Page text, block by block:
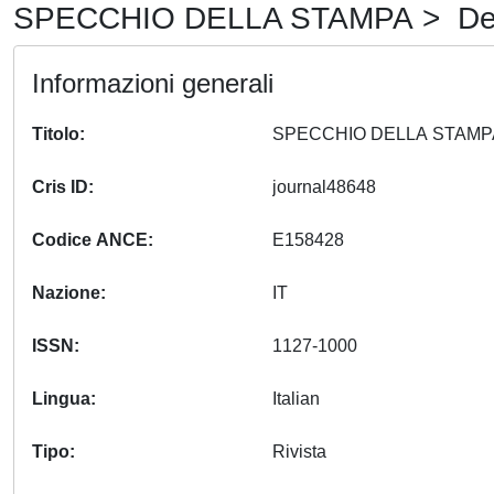
SPECCHIO DELLA STAMPA >
Informazioni generali
Titolo
Cris ID
Codice ANCE
Nazione
ISSN
Lingua
Tipo Rivista